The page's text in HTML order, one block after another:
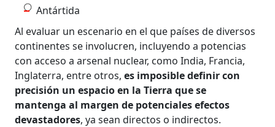
Antártida
Al evaluar un escenario en el que países de diversos
continentes se involucren, incluyendo a potencias
con acceso a arsenal nuclear, como India, Francia,
Inglaterra, entre otros, es imposible definir con
precisión un espacio en la Tierra que se
mantenga al margen de potenciales efectos
devastadores, ya sean directos o indirectos.